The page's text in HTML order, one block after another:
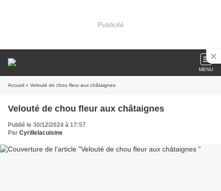
Publicité
MENU
Accueil » Velouté de chou fleur aux châtaignes
Velouté de chou fleur aux châtaignes
Publié le 30/12/2024 à 17:57
Par Cyrillelacuisine